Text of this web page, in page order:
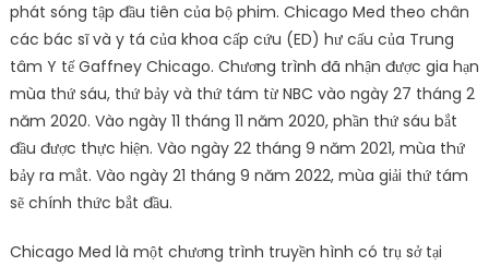
phát sóng tập đầu tiên của bộ phim. Chicago Med theo chân
các bác sĩ và y tá của khoa cấp cứu (ED) hư cấu của Trung
tâm Y tế Gaffney Chicago. Chương trình đã nhận được gia hạn
mùa thứ sáu, thứ bảy và thứ tám từ NBC vào ngày 27 tháng 2
năm 2020. Vào ngày 11 tháng 11 năm 2020, phần thứ sáu bắt
đầu được thực hiện. Vào ngày 22 tháng 9 năm 2021, mùa thứ
bảy ra mắt. Vào ngày 21 tháng 9 năm 2022, mùa giải thứ tám
sẽ chính thức bắt đầu.
Chicago Med là một chương trình truyền hình có trụ sở tại